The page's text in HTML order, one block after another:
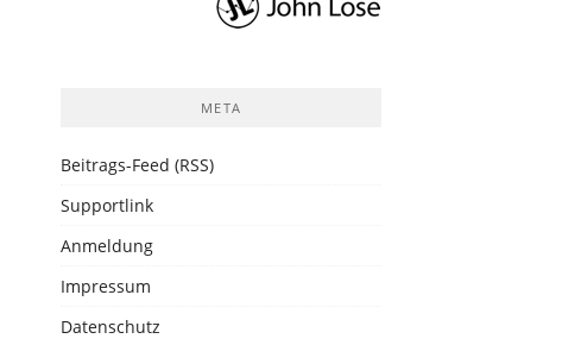
META
Beitrags-Feed (RSS)
Supportlink
Anmeldung
Impressum
Datenschutz